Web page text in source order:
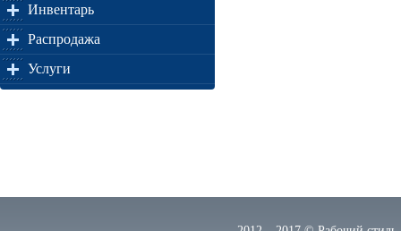
Инвентарь
Распродажа
Услуги